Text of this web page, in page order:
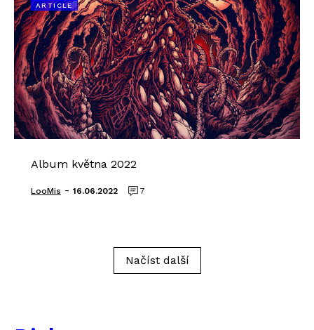
ARTICLE
Album května 2022
LooMis - 16.06.2022 7
Načíst další